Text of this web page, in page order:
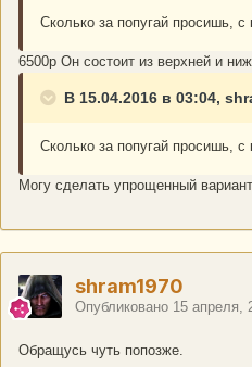
Сколько за попугай просишь, с
6500р Он состоит из верхней и
В 15.04.2016 в 03:04,
Сколько за попугай просишь, с
Могу сделать упрощенный
shram1970
Опубликовано 15 апреля,
Обращусь чуть попозже.